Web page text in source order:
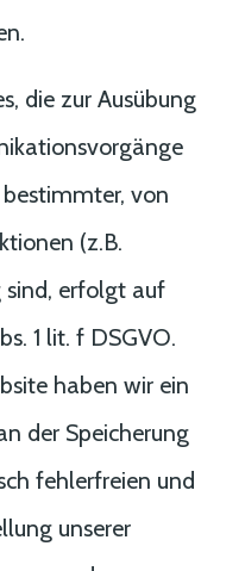
die zur Ausübung
von
(z.B.
erfolgt auf
1 lit. f DSGVO.
haben wir ein
der Speicherung
fehlerfreien und
unserer